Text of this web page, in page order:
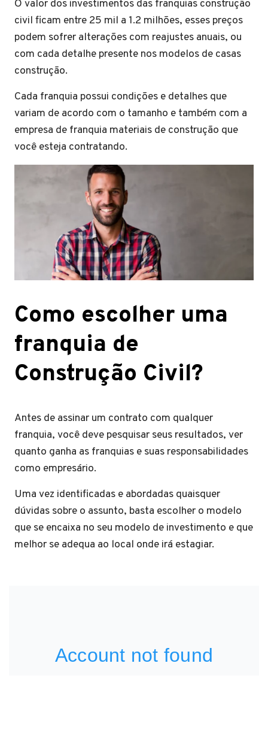
O valor dos investimentos das franquias construção
civil ficam entre 25 mil a 1.2 milhões, esses preços
podem sofrer alterações com reajustes anuais, ou
com cada detalhe presente nos modelos de casas
construção.
Cada franquia possui condições e detalhes que
variam de acordo com o tamanho e também com a
empresa de franquia materiais de construção que
você esteja contratando.
Como escolher uma
franquia de
Construção Civil?
Antes de assinar um contrato com qualquer
franquia, você deve pesquisar seus resultados, ver
quanto ganha as franquias e suas responsabilidades
como empresário.
Uma vez identificadas e abordadas quaisquer
dúvidas sobre o assunto, basta escolher o modelo
que se encaixa no seu modelo de investimento e que
melhor se adequa ao local onde irá estagiar.